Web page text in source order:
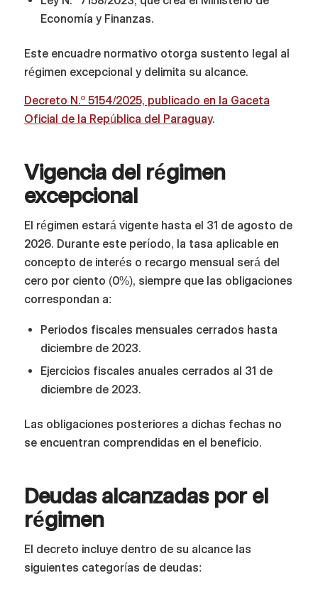
Economía y Finanzas.
Este encuadre normativo otorga sustento legal al
régimen excepcional y delimita su alcance.
Decreto N.º 5154/2025, publicado en la Gaceta
Oficial de la República del Paraguay.
Vigencia del régimen
excepcional
El régimen estará vigente hasta el 31 de agosto de
2026. Durante este período, la tasa aplicable en
concepto de interés o recargo mensual será del
cero por ciento (0%), siempre que las obligaciones
correspondan a:
Periodos fiscales mensuales cerrados hasta
diciembre de 2023.
Ejercicios fiscales anuales cerrados al 31 de
diciembre de 2023.
Las obligaciones posteriores a dichas fechas no
se encuentran comprendidas en el beneficio.
Deudas alcanzadas por el
régimen
El decreto incluye dentro de su alcance las
siguientes categorías de deudas: